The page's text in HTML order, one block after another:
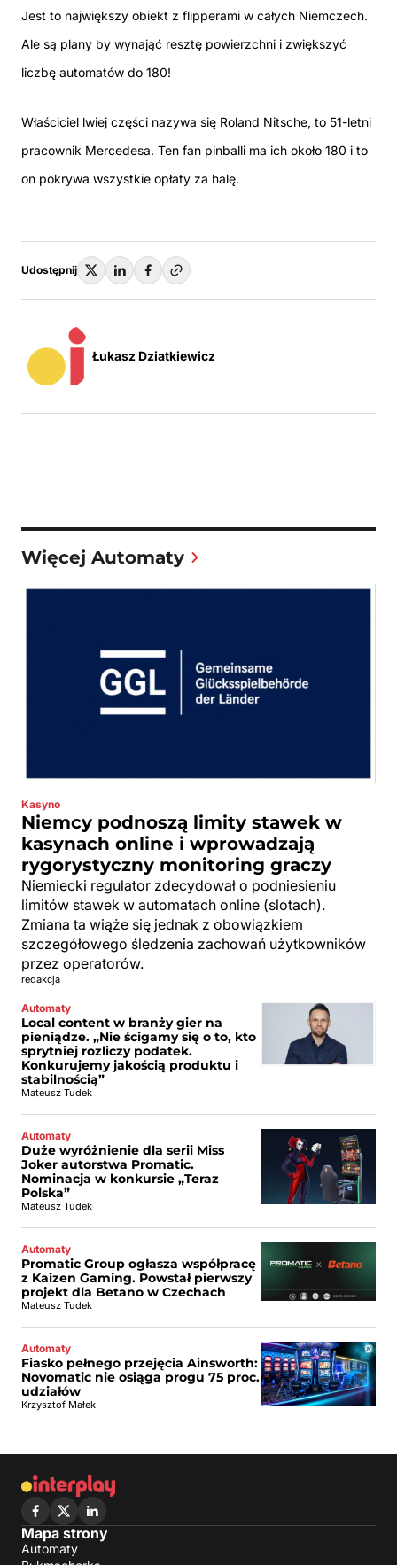
Jest to największy obiekt z flipperami w całych Niemczech.
Ale są plany by wynająć resztę powierzchni i zwiększyć
liczbę automatów do 180!
Właściciel lwiej części nazywa się Roland Nitsche, to 51-letni
pracownik Mercedesa. Ten fan pinballi ma ich około 180 i to
on pokrywa wszystkie opłaty za halę.
Udostępnij
Łukasz Dziatkiewicz
Więcej Automaty
Kasyno
Niemcy podnoszą limity stawek w
kasynach online i wprowadzają
rygorystyczny monitoring graczy
Niemiecki regulator zdecydował o podniesieniu
limitów stawek w automatach online (slotach).
Zmiana ta wiąże się jednak z obowiązkiem
szczegółowego śledzenia zachowań użytkowników
przez operatorów.
redakcja
Automaty
Local content w branży gier na
pieniądze. „Nie ścigamy się o to, kto
sprytniej rozliczy podatek.
Konkurujemy jakością produktu i
stabilnością”
Mateusz Tudek
Automaty
Duże wyróżnienie dla serii Miss
Joker autorstwa Promatic.
Nominacja w konkursie „Teraz
Polska”
Mateusz Tudek
Automaty
Promatic Group ogłasza współpracę
z Kaizen Gaming. Powstał pierwszy
projekt dla Betano w Czechach
Mateusz Tudek
Automaty
Fiasko pełnego przejęcia Ainsworth:
Novomatic nie osiąga progu 75 proc.
udziałów
Krzysztof Małek
Mapa strony
Automaty